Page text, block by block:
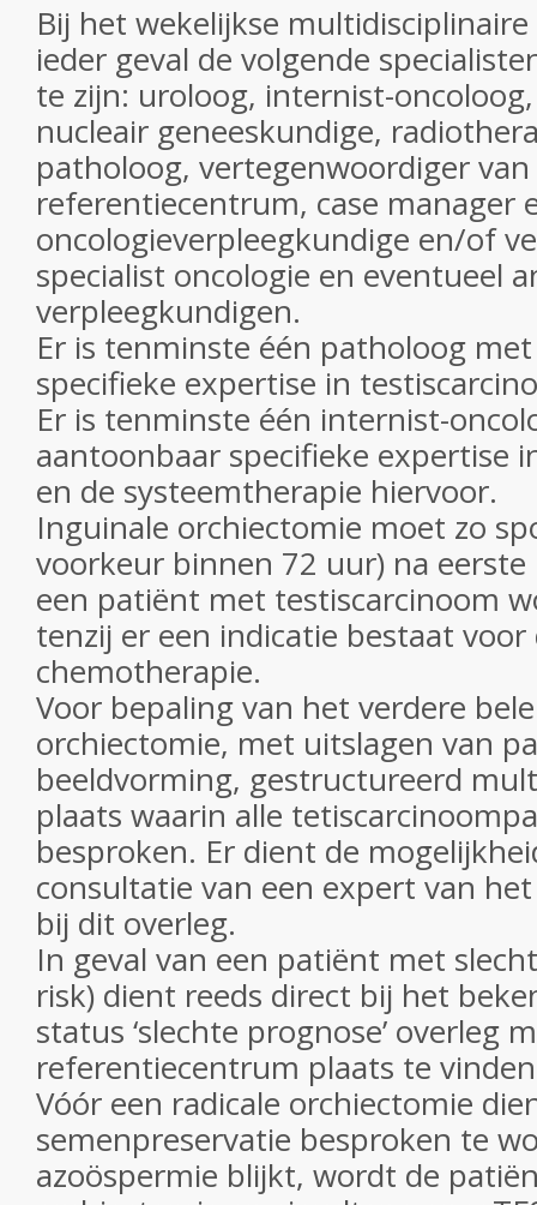
Bij het wekelijkse
ieder geval de volgende
te zijn: uroloog, internist-
nucleair geneeskundige,
patholoog, vertegenwoordiger
referentiecentrum, case manager
oncologieverpleegkundige en/of
specialist oncologie en eventueel
verpleegkundigen.
Er is tenminste één patholoog
specifieke expertise in
Er is tenminste één internist-
aantoonbaar specifieke expertise
en de systeemtherapie hiervoor.
Inguinale orchiectomie moet zo
voorkeur binnen 72 uur) na
een patiënt met testiscarcinoom
tenzij er een indicatie bestaat
chemotherapie.
Voor bepaling van het verdere
orchiectomie, met uitslagen van
beeldvorming, gestructureerd
plaats waarin alle
besproken. Er dient de
consultatie van een expert van
bij dit overleg.
In geval van een patiënt met
risk) dient reeds direct bij het
status ‘slechte prognose’ overleg
referentiecentrum plaats te
Vóór een radicale orchiectomie
semenpreservatie besproken te
azoöspermie blijkt, wordt de